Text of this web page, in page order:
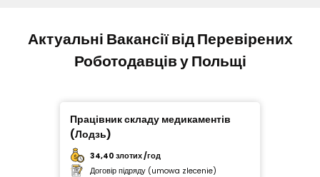
Актуальні Вакансії від Перевірених
Роботодавців у Польщі
Працівник складу медикаментів
(Лодзь)
34,40 злотих /год
Договір підряду (umowa zlecenie)